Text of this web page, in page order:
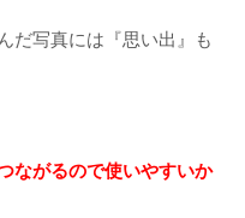
だ写真には『思い出』も
ながるので使いやすいか